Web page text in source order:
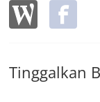
Tinggalkan